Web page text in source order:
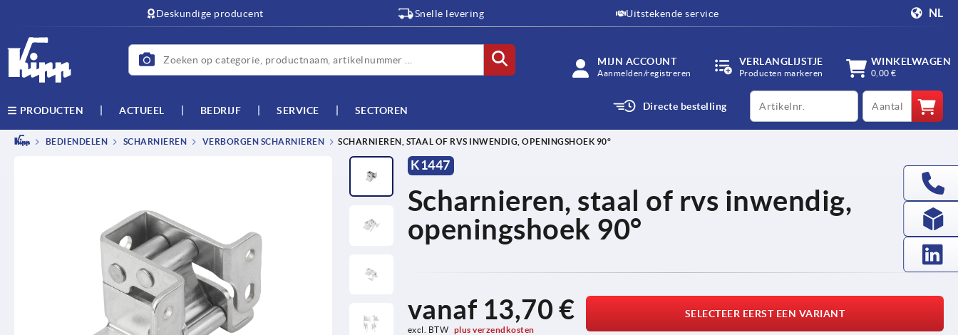
Deskundige producent Snelle levering Uitstekende service NL
MIJN ACCOUNT
Aanmelden/registreren
VERLANGLIJSTJE
Producten markeren
WINKELWAGEN
0,00 €
PRODUCTEN ACTUEEL BEDRIJF SERVICE SECTOREN Directe bestelling
productCode qty
BEDIENDELEN SCHARNIEREN VERBORGEN SCHARNIEREN SCHARNIEREN, STAAL OF RVS INWENDIG, OPENINGSHOEK 90°
K1447
Scharnieren, staal of rvs inwendig,
openingshoek 90°
vanaf 13,70 €
excl. BTW plus verzendkosten
SELECTEER EERST EEN VARIANT